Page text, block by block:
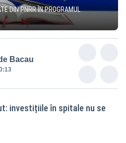
DIN PNRR ÎN PROGRAMUL
Bacau
investițiile în spitale nu se